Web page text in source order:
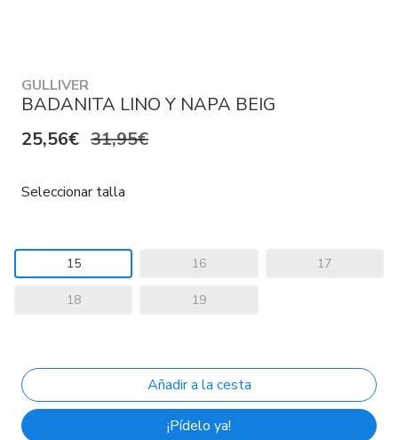
GULLIVER
BADANITA LINO Y NAPA BEIG
25,56€ 31,95€
Seleccionar talla
15 16 17
18 19
¡Pídelo ya!